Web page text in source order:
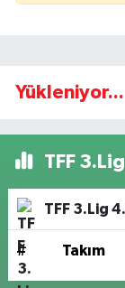
Yükleniyor...
TFF
TFF 3.Lig
# Takım